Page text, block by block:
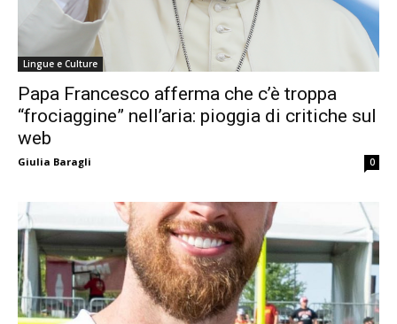
Lingue e Culture
Papa Francesco afferma che c’è troppa
“frociaggine” nell’aria: pioggia di critiche sul
web
Giulia Baragli 0